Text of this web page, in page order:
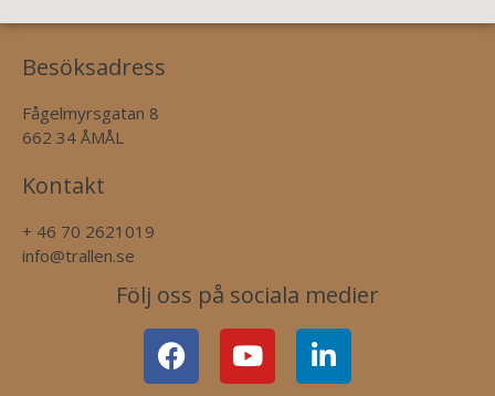
Besöksadress
Fågelmyrsgatan 8
662 34 ÅMÅL
Kontakt
+ 46 70 2621019
info@trallen.se
Följ oss på sociala medier